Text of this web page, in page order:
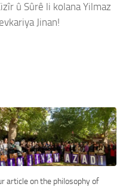
û Sûrê li kolana Yilmaz
Jinan!
article on the philosophy of